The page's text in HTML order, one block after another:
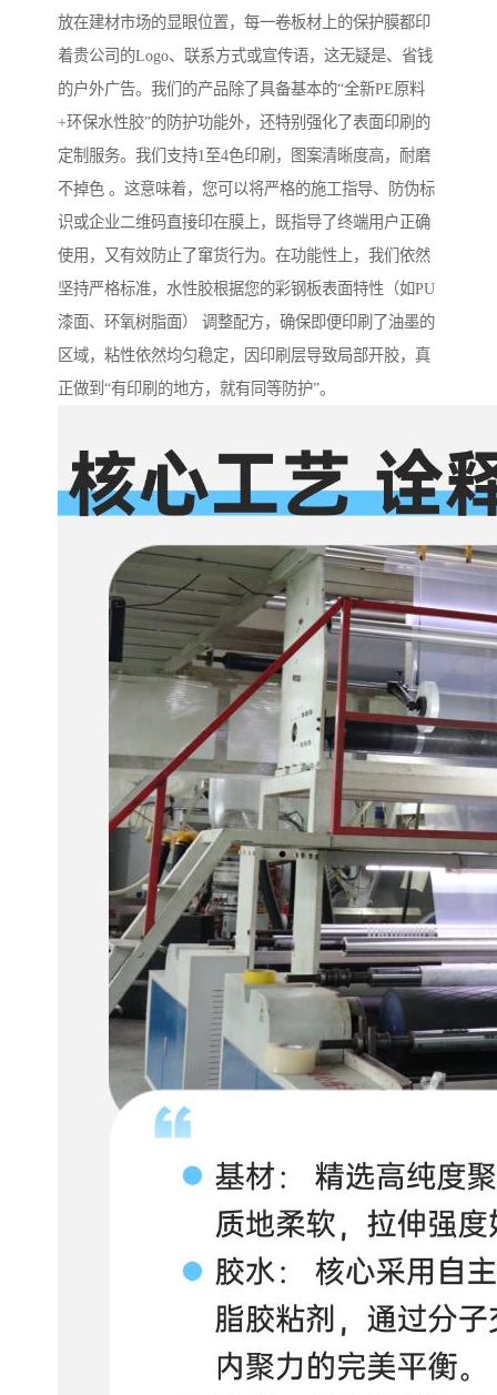
放在建材市场的显眼位置，每一卷板材上的保护膜都印
着贵公司的Logo、联系方式或宣传语，这无疑是、省钱
的户外广告。我们的产品除了具备基本的“全新PE原料
+环保水性胶”的防护功能外，还特别强化了表面印刷的
定制服务。我们支持1至4色印刷，图案清晰度高，耐磨
不掉色 。这意味着，您可以将严格的施工指导、防伪标
识或企业二维码直接印在膜上，既指导了终端用户正确
使用，又有效防止了窜货行为。在功能性上，我们依然
坚持严格标准，水性胶根据您的彩钢板表面特性（如PU
漆面、环氧树脂面） 调整配方，确保即便印刷了油墨的
区域，粘性依然均匀稳定，因印刷层导致局部开胶，真
正做到“有印刷的地方，就有同等防护”。